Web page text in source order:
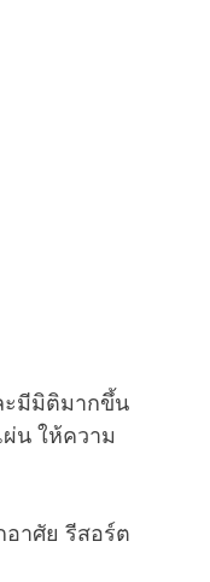
ะมีมิติมากขึ้น
ผ่น ให้ความ
าศัย รีสอร์ต